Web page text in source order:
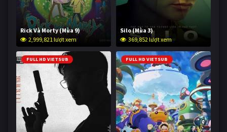
Rick Và Morty (Mùa 9)
2,999,821 lượt xem
Silo (Mùa 3)
369,852 lượt xem
FULL HD VIETSUB FULL HD VIETSUB